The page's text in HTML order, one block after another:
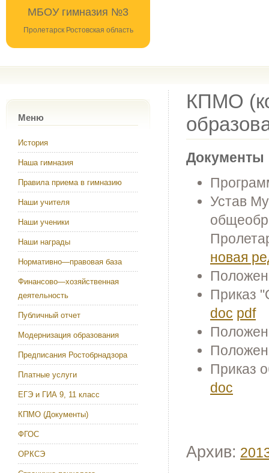
МБОУ гимназия №3
Пролетарск Ростовская область
Меню
История
Наша гимназия
Правила приема в гимназию
Наши учителя
Наши ученики
Наши награды
Нормативно—правовая база
Финансово—хозяйственная
деятельность
Публичный отчет
Модернизация образования
Предписания Ростобрнадзора
Платные услуги
ЕГЭ и ГИА 9, 11 класс
КПМО (Документы)
ФГОС
ОРКСЭ
КПМО
Документы
Устав
новая
Приказ
doc pdf
Приказ
doc
Архив: